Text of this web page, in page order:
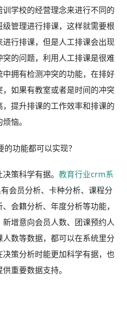
学校的经营理念来进行不同的
管理进行排课，这样就需要根
行排课，但是人工排课会出现
的问题，利用人工排课是很难
拥有检测冲突的功能，在排好
如果有教室或者是时间的冲突
提升排课的工作效率和排课的
恼。
策科学有据。 教育行业crm系
会员分析、卡种分析、课程分
会籍分析、年度分析等功能，
增意向会员人数、团课预约人
数等数据，都可以在系统里分
策分析时能更加科学有据，也
重要数据支持。